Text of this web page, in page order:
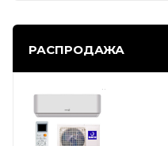
РАСПРОДАЖА